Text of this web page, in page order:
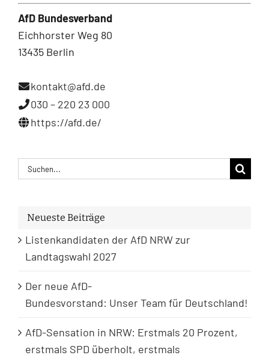
AfD Bundesverband
Eichhorster Weg 80
13435 Berlin
kontakt@afd.de
030 – 220 23 000
https://afd.de/
Suche
nach:
Neueste Beiträge
Listenkandidaten der AfD NRW zur
Landtagswahl 2027
Der neue AfD-
Bundesvorstand: Unser Team für Deutschland!
AfD-Sensation in NRW: Erstmals 20 Prozent,
erstmals SPD überholt, erstmals